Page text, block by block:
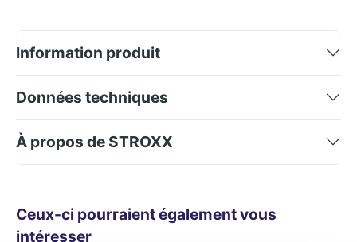
Information produit
Données techniques
À propos de STROXX
Ceux-ci pourraient également vous
intéresser